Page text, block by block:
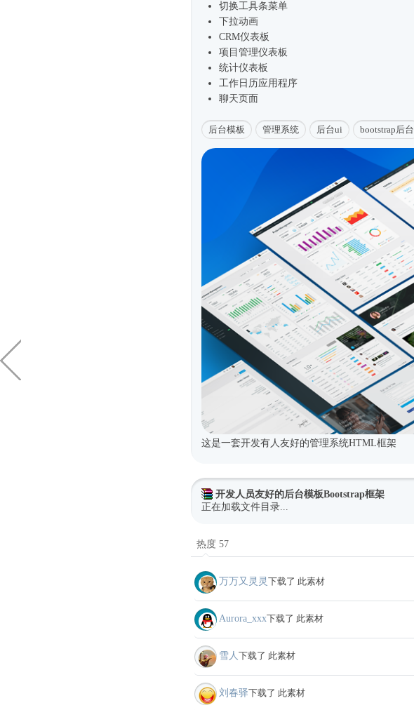
切换工具条菜单
下拉动画
CRM仪表板
项目管理仪表板
统计仪表板
工作日历应用程序
聊天页面
后台模板 管理系统 后台ui bootstrap后台
这是一套开发有人友好的管理系统HTML框架
开发人员友好的后台模板Bootstrap框架
正在加载文件目录...
热度 57
万万又灵灵 下载了 此素材
Aurora_xxx下载了 此素材
雪人下载了 此素材
刘春驿下载了 此素材